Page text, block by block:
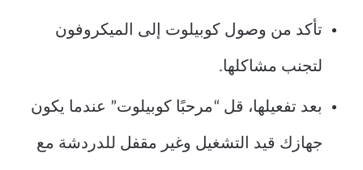
تأكد من وصول كوبيلوت إلى الميكروفون
لتجنب مشاكلها.
بعد تفعيلها، قل “مرحبًا كوبيلوت” عندما يكون
جهازك قيد التشغيل وغير مقفل للدردشة مع